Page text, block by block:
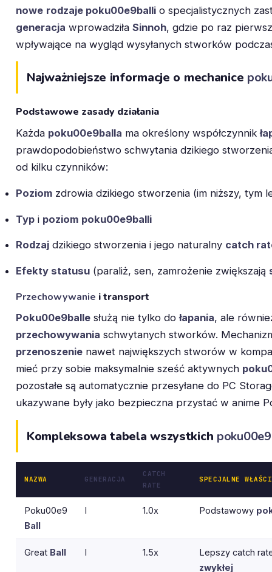
nowe rodzaje poku00e9balli o specjalistycznych
generacja wprowadziła Sinnoh, gdzie po raz
wpływające na wygląd wysyłanych stworków
Najważniejsze informacje o mechanice
Podstawowe zasady działania
Każda poku00e9balla ma określony współczynnik
prawdopodobieństwo schwytania dzikiego
od kilku czynników:
Poziom zdrowia dzikiego stworzenia (im niższy, tym
Typ i poziom poku00e9balli
Rodzaj dzikiego stworzenia i jego naturalny catch
Efekty statusu (paraliż, sen, zamrożenie zwiększają
Przechowywanie i transport
Poku00e9balle służą nie tylko dołapania, ale
przechowywania schwytanych stworków.
przenoszenie nawet największych stworów w
mieć przy sobie maksymalnie sześć aktywnych
pozostałe są automatycznie przesyłane do PC
ukazywane były jako bezpieczna przystać w anime
Kompleksowa tabela wszystkich
NAZWA GENERACJA
CATCH
RATE
SPECJALNE
Poku00e9
Ball
I 1.0x Podstawowy
Great Ball I 1.5x
Lepszy catch
zwykłej